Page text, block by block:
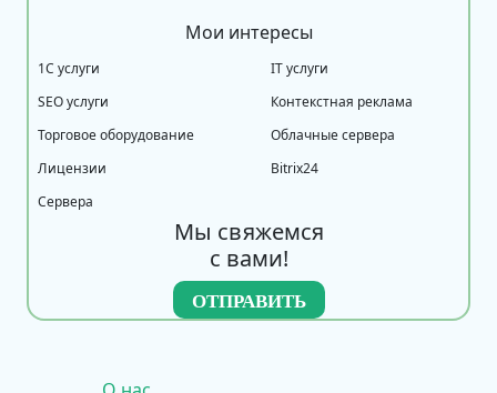
Мои интересы
1С услуги
IT услуги
SEO услуги
Контекстная реклама
Торговое оборудование
Облачные сервера
Лицензии
Bitrix24
Сервера
Мы свяжемся
с вами!